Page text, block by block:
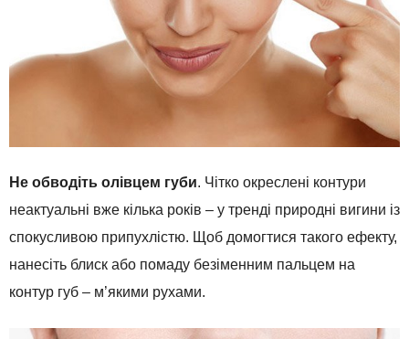
Не обводіть олівцем губи. Чітко окреслені контури
неактуальні вже кілька років – у тренді природні вигини із
спокусливою припухлістю. Щоб домогтися такого ефекту,
нанесіть блиск або помаду безіменним пальцем на
контур губ – м’якими рухами.